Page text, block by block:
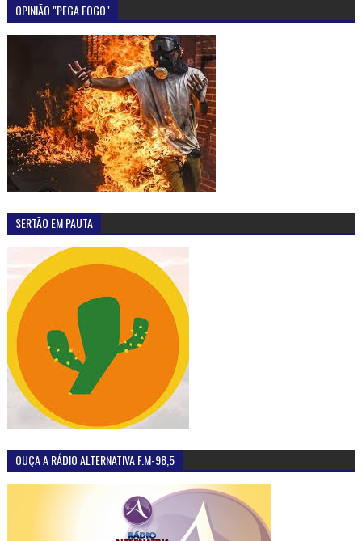
OPINIÃO "PEGA FOGO"
SERTÃO EM PAUTA
OUÇA A RÁDIO ALTERNATIVA F.M-98,5